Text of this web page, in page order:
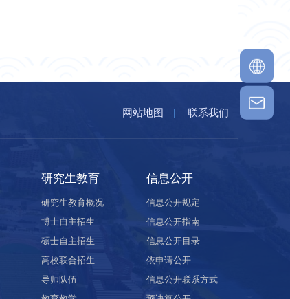
网站地图 | 联系我们
研究生教育
研究生教育概况
博士自主招生
硕士自主招生
高校联合招生
导师队伍
信息公开
信息公开规定
信息公开指南
信息公开目录
依申请公开
信息公开联系方式